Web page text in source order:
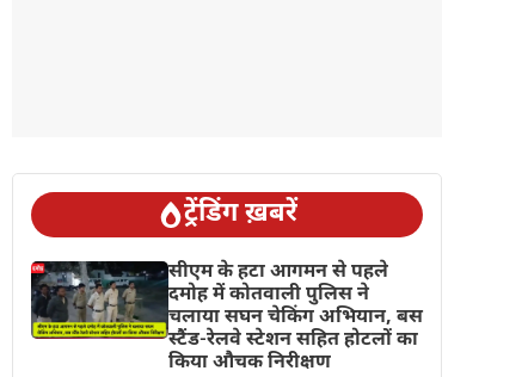
ट्रेंडिंग ख़बरें
सीएम के हटा आगमन से पहले
दमोह में कोतवाली पुलिस ने
चलाया सघन चेकिंग अभियान, बस
स्टैंड-रेलवे स्टेशन सहित होटलों का
किया औचक निरीक्षण